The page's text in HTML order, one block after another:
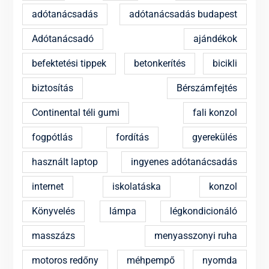
adótanácsadás adótanácsadás budapest
Adótanácsadó ajándékok
befektetési tippek betonkerítés bicikli
biztosítás Bérszámfejtés
Continental téli gumi fali konzol
fogpótlás fordítás gyerekülés
használt laptop ingyenes adótanácsadás
internet iskolatáska konzol
Könyvelés lámpa légkondicionáló
masszázs menyasszonyi ruha
motoros redőny méhpempő nyomda